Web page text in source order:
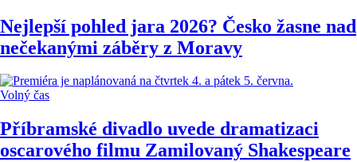
Nejlepší pohled jara 2026? Česko žasne nad
nečekanými záběry z Moravy
Volný čas
Příbramské divadlo uvede dramatizaci
oscarového filmu Zamilovaný Shakespeare